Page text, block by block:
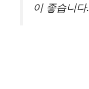
이 좋습니다.